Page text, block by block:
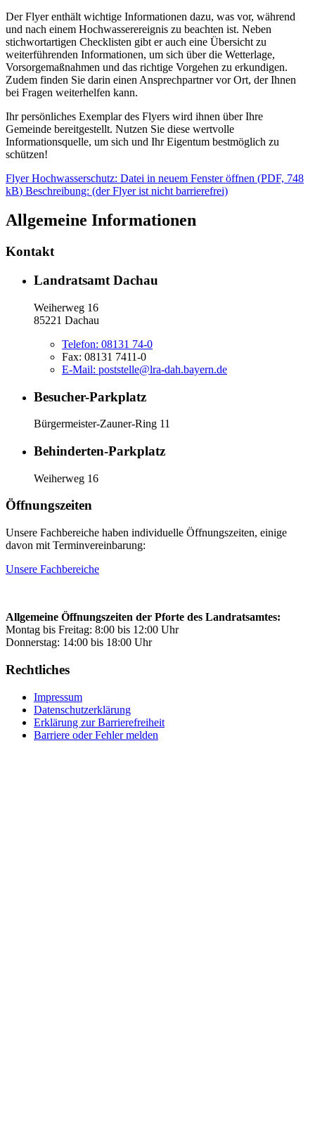
Der Flyer enthält wichtige Informationen dazu, was vor, während
und nach einem Hochwasserereignis zu beachten ist. Neben
stichwortartigen Checklisten gibt er auch eine Übersicht zu
weiterführenden Informationen, um sich über die Wetterlage,
Vorsorgemaßnahmen und das richtige Vorgehen zu erkundigen.
Zudem finden Sie darin einen Ansprechpartner vor Ort, der Ihnen
bei Fragen weiterhelfen kann.
Ihr persönliches Exemplar des Flyers wird ihnen über Ihre
Gemeinde bereitgestellt. Nutzen Sie diese wertvolle
Informationsquelle, um sich und Ihr Eigentum bestmöglich zu
schützen!
Flyer Hochwasserschutz: Datei in neuem Fenster öffnen (PDF, 748
kB) Beschreibung: (der Flyer ist nicht barrierefrei)
Allgemeine Informationen
Kontakt
Landratsamt Dachau
Weiherweg 16
85221 Dachau
Telefon: 08131 74-0
Fax: 08131 7411-0
E-Mail: poststelle@lra-dah.bayern.de
Besucher-Parkplatz
Bürgermeister-Zauner-Ring 11
Behinderten-Parkplatz
Weiherweg 16
Öffnungszeiten
Unsere Fachbereiche haben individuelle Öffnungszeiten, einige
davon mit Terminvereinbarung:
Unsere Fachbereiche
Allgemeine Öffnungszeiten der Pforte des Landratsamtes:
Montag bis Freitag: 8:00 bis 12:00 Uhr
Donnerstag: 14:00 bis 18:00 Uhr
Rechtliches
Impressum
Datenschutzerklärung
Erklärung zur Barrierefreiheit
Barriere oder Fehler melden